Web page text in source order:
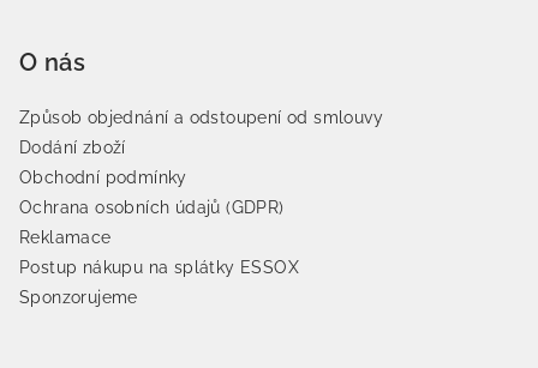
O nás
Způsob objednání a odstoupení od smlouvy
Dodání zboží
Obchodní podmínky
Ochrana osobních údajů (GDPR)
Reklamace
Postup nákupu na splátky ESSOX
Sponzorujeme